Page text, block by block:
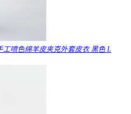
工喷色绵羊皮夹克外套皮衣 黑色 L